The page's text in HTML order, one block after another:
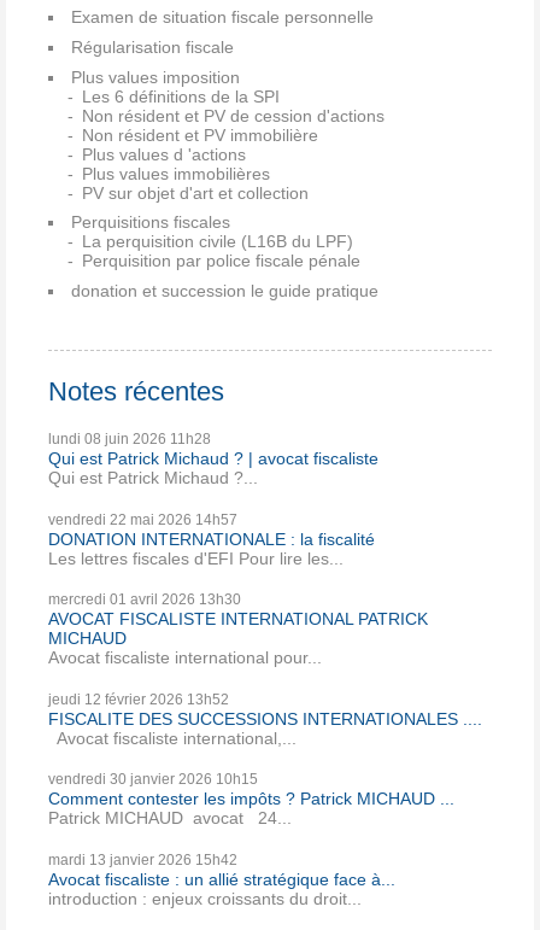
Examen de situation fiscale personnelle
Régularisation fiscale
Plus values imposition
Les 6 définitions de la SPI
Non résident et PV de cession d'actions
Non résident et PV immobilière
Plus values d 'actions
Plus values immobilières
PV sur objet d'art et collection
Perquisitions fiscales
La perquisition civile (L16B du LPF)
Perquisition par police fiscale pénale
donation et succession le guide pratique
Notes récentes
lundi 08 juin 2026 11h28
Qui est Patrick Michaud ? | avocat fiscaliste
Qui est Patrick Michaud ?...
vendredi 22 mai 2026 14h57
DONATION INTERNATIONALE : la fiscalité
Les lettres fiscales d'EFI Pour lire les...
mercredi 01 avril 2026 13h30
AVOCAT FISCALISTE INTERNATIONAL PATRICK
MICHAUD
Avocat fiscaliste international pour...
jeudi 12 février 2026 13h52
FISCALITE DES SUCCESSIONS INTERNATIONALES ....
Avocat fiscaliste international,...
vendredi 30 janvier 2026 10h15
Comment contester les impôts ? Patrick MICHAUD ...
Patrick MICHAUD avocat 24...
mardi 13 janvier 2026 15h42
Avocat fiscaliste : un allié stratégique face à...
introduction : enjeux croissants du droit...